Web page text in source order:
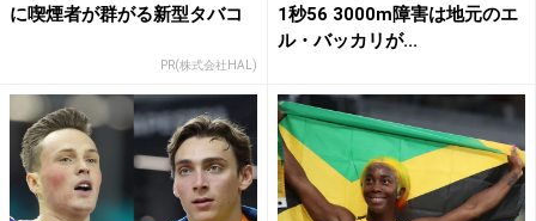
に喫煙者が群がる新型タバコ
PR(株式会社HAL)
1秒56 3000m障害は地元のエ
ル・バッカリが...